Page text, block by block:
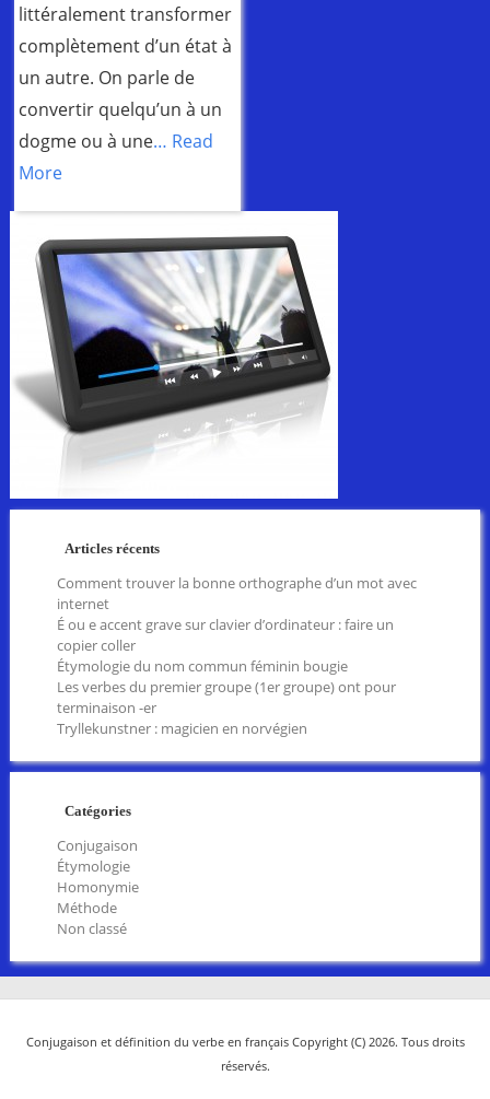
littéralement transformer
complètement d’un état à
un autre. On parle de
convertir quelqu’un à un
dogme ou à une… Read
More
Articles récents
Comment trouver la bonne orthographe d’un mot avec
internet
É ou e accent grave sur clavier d’ordinateur : faire un
copier coller
Étymologie du nom commun féminin bougie
Les verbes du premier groupe (1er groupe) ont pour
terminaison -er
Tryllekunstner : magicien en norvégien
Catégories
Conjugaison
Étymologie
Homonymie
Méthode
Non classé
Conjugaison et définition du verbe en français Copyright (C) 2026. Tous droits
réservés.